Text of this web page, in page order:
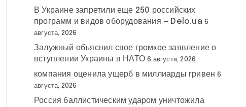
В Украине запретили еще 250 российских
программ и видов оборудования — Delo.ua 6
августа, 2026
Залужный объяснил свое громкое заявление о
вступлении Украины в НАТО 6 августа, 2026
компания оценила ущерб в миллиарды гривен 6
августа, 2026
Россия баллистическим ударом уничтожила